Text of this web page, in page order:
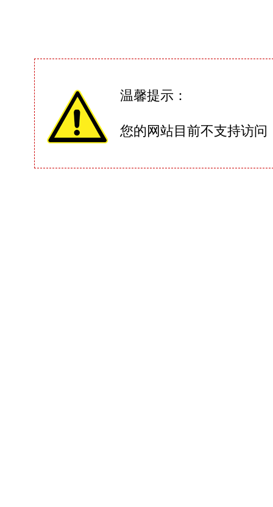
温馨提示：
您的网站目前不支持访